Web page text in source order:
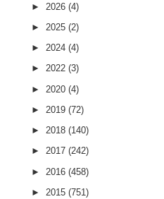
► 2026 (4)
► 2025 (2)
► 2024 (4)
► 2022 (3)
► 2020 (4)
► 2019 (72)
► 2018 (140)
► 2017 (242)
► 2016 (458)
► 2015 (751)